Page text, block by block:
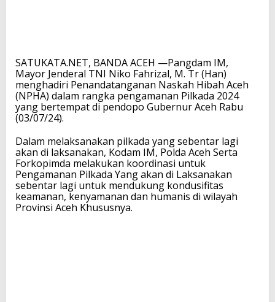
SATUKATA.NET, BANDA ACEH —Pangdam IM,
Mayor Jenderal TNI Niko Fahrizal, M. Tr (Han)
menghadiri Penandatanganan Naskah Hibah Aceh
(NPHA) dalam rangka pengamanan Pilkada 2024
yang bertempat di pendopo Gubernur Aceh Rabu
(03/07/24).
Dalam melaksanakan pilkada yang sebentar lagi
akan di laksanakan, Kodam IM, Polda Aceh Serta
Forkopimda melakukan koordinasi untuk
Pengamanan Pilkada Yang akan di Laksanakan
sebentar lagi untuk mendukung kondusifitas
keamanan, kenyamanan dan humanis di wilayah
Provinsi Aceh Khususnya.